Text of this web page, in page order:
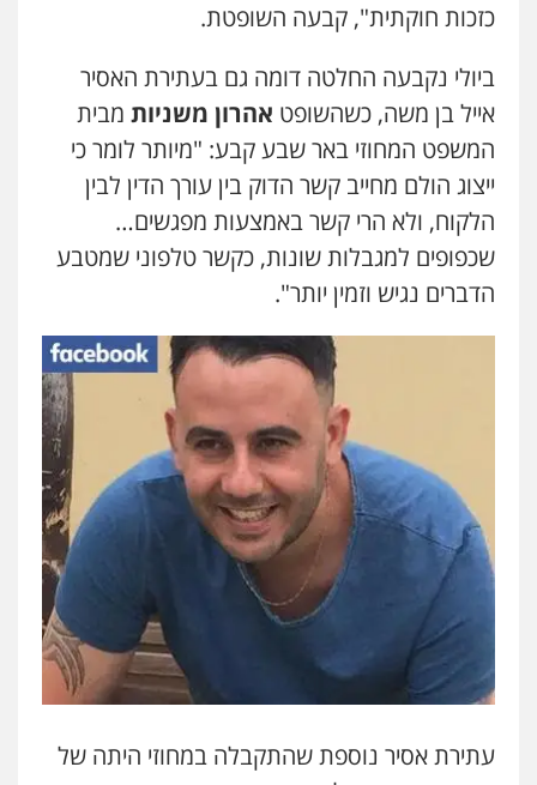
כזכות חוקתית", קבעה השופטת.
ביולי נקבעה החלטה דומה גם בעתירת האסיר
אייל בן משה, כשהשופט אהרון משניות מבית
המשפט המחוזי באר שבע קבע: "מיותר לומר כי
ייצוג הולם מחייב קשר הדוק בין עורך הדין לבין
הלקוח, ולא הרי קשר באמצעות מפגשים…
שכפופים למגבלות שונות, כקשר טלפוני שמטבע
הדברים נגיש וזמין יותר".
עתירת אסיר נוספת שהתקבלה במחוזי היתה של